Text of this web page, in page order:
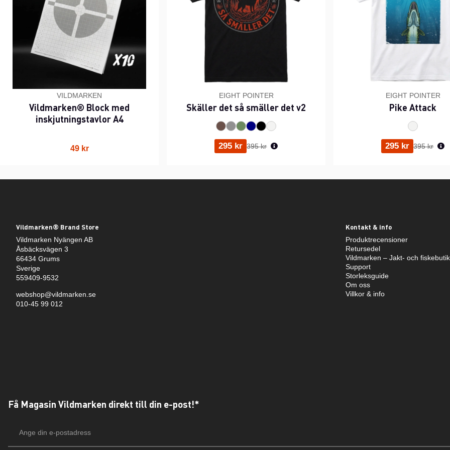
VILDMARKEN
Vildmarken® Block med
inskjutningstavlor A4
49 kr
EIGHT POINTER
Skäller det så smäller det v2
295 kr Ordinarie pris:
395 kr
EIGHT POINTER
Pike Attack
295 kr Ordinarie
395 kr
Vildmarken® Brand Store
Vildmarken Nyängen AB
Åsbäcksvägen 3
66434 Grums
Sverige
559409-9532
webshop@vildmarken.se
010-45 99 012
Kontakt & info
Produktrecensioner
Retursedel
Vildmarken – Jakt- och
Support
Storleksguide
Om oss
Villkor & info
Få Magasin Vildmarken direkt till din e-post!*
postadress